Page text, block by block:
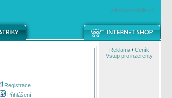
windowsmobile.cz
Registrace
Přihlášení
Reklama/ Ceník
Vstup pro inzerenty